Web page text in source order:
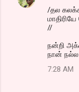
/தல
//
நன்றி
நான் நல்ல
7:28 AM